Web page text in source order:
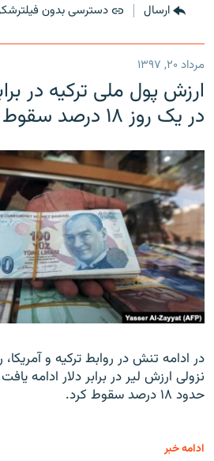
ارسال دسترسی بدون
مرداد ۲۰, ۱۳۹۷
ارزش پول ملی ترکیه در
در یک روز ۱۸ درصد سقوط کرد
در ادامه تنش در روابط ترکیه و
نزولی ارزش لیر در برابر دلار ادامه
حدود ۱۸ درصد سقوط کرد.
ادامه خبر